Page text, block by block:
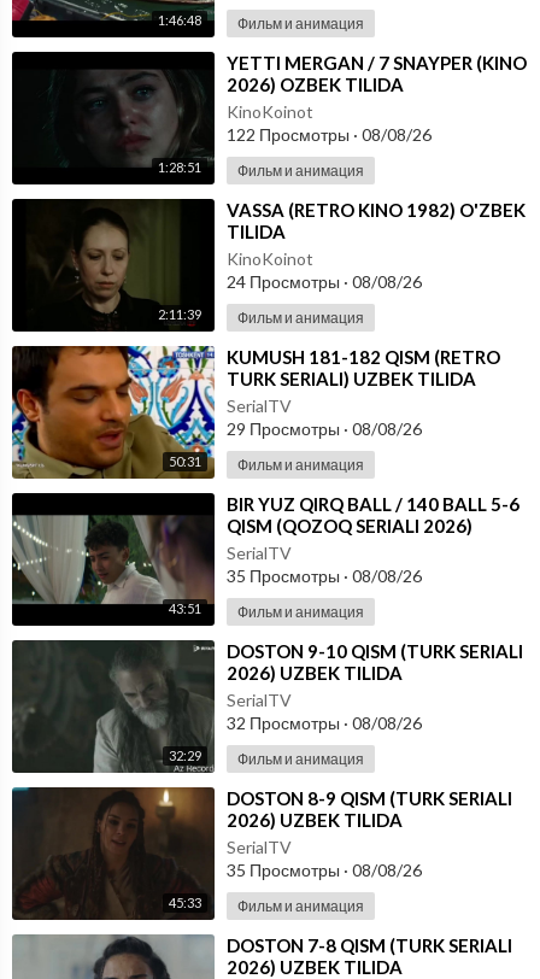
1:46:48 Фильм и анимация
1:28:51
⁣YETTI MERGAN / 7 SNAYPER (KINO
2026) OZBEK TILIDA
KinoKoinot
122 Просмотры · 08/08/26
Фильм и анимация
2:11:39
⁣VASSA (RETRO KINO 1982) O'ZBEK
TILIDA
KinoKoinot
24 Просмотры · 08/08/26
Фильм и анимация
50:31
⁣KUMUSH 181-182 QISM (RETRO
TURK SERIALI) UZBEK TILIDA
SerialTV
29 Просмотры · 08/08/26
Фильм и анимация
43:51
⁣⁣BIR YUZ QIRQ BALL / 140 BALL 5-6
QISM (QOZOQ SERIALI 2026)
UZBEK TILIDA
SerialTV
35 Просмотры · 08/08/26
Фильм и анимация
32:29
⁣DOSTON 9-10 QISM (TURK SERIALI
2026) UZBEK TILIDA
SerialTV
32 Просмотры · 08/08/26
Фильм и анимация
45:33
⁣DOSTON 8-9 QISM (TURK SERIALI
2026) UZBEK TILIDA
SerialTV
35 Просмотры · 08/08/26
Фильм и анимация
⁣DOSTON 7-8 QISM (TURK SERIALI
2026) UZBEK TILIDA